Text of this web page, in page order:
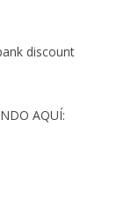
discount
AQUÍ: